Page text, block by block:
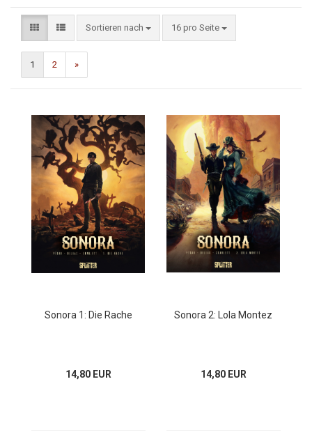
Sortieren nach 16 pro Seite
1 2 »
Sonora 1: Die Rache
14,80 EUR
Sonora 2: Lola Montez
14,80 EUR